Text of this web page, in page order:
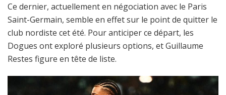
Ce dernier, actuellement en négociation avec le Paris
Saint-Germain, semble en effet sur le point de quitter le
club nordiste cet été. Pour anticiper ce départ, les
Dogues ont exploré plusieurs options, et Guillaume
Restes figure en tête de liste.